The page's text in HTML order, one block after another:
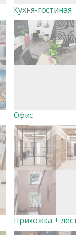
Кухня-гостиная
Офис